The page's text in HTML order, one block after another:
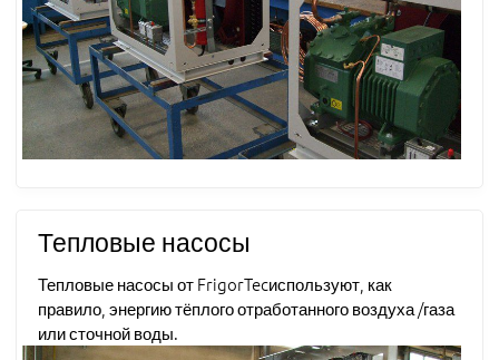
Тепловые насосы
Тепловые насосы от FrigorTecиспользуют, как
правило, энергию тёплого отработанного воздуха /газа
или сточной воды.